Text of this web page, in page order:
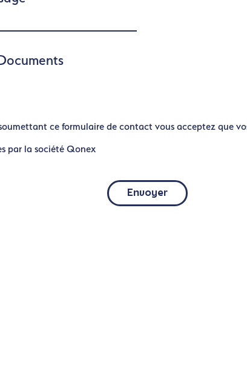
ce formulaire de contact vous acceptez que
par la société Qonex
Envoyer